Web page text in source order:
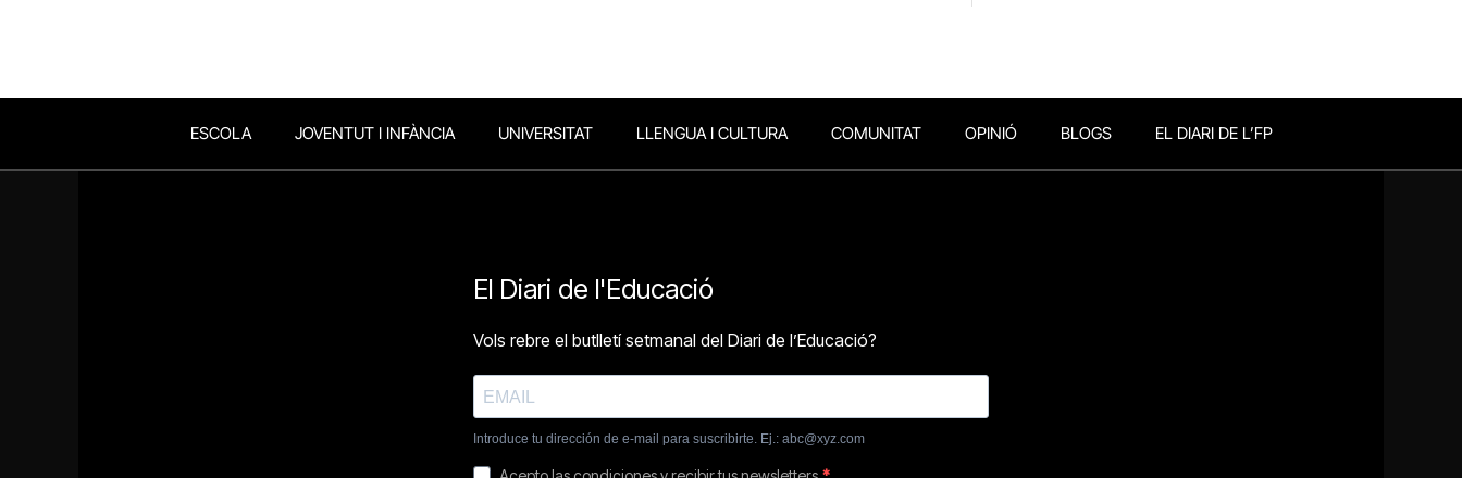
ESCOLA JOVENTUT I INFÀNCIA UNIVERSITAT LLENGUA I CULTURA COMUNITAT OPINIÓ BLOGS EL DIARI DE L’FP